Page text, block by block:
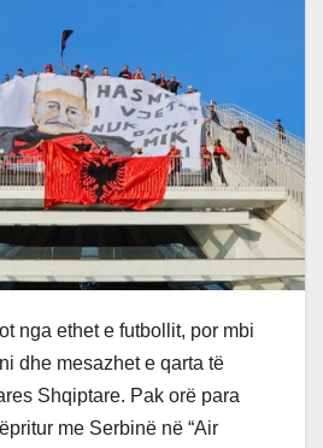
nga ethet e futbollit, por mbi
dhe mesazhet e qarta të
Shqiptare. Pak orë para
me Serbinë në “Air